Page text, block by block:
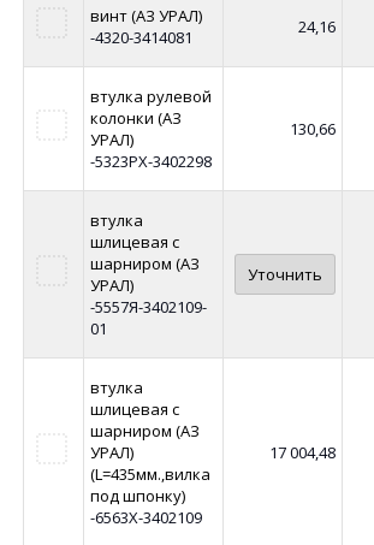
винт (АЗ УРАЛ)
-4320-3414081
24,16
втулка рулевой
колонки (АЗ
УРАЛ)
-5323РХ-3402298
130,66
втулка
шлицевая с
шарниром (АЗ
УРАЛ)
-5557Я-3402109-
01
Уточнить
втулка
шлицевая с
шарниром (АЗ
УРАЛ)
(L=435мм.,вилка
под шпонку)
-6563Х-3402109
17 004,48